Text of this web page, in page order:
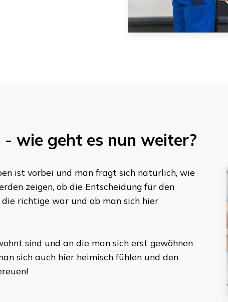
- wie geht es nun weiter?
ist vorbei und man fragt sich natürlich, wie
zeigen, ob die Entscheidung für den
richtige war und ob man sich hier
sind und an die man sich erst gewöhnen
sich auch hier heimisch fühlen und den